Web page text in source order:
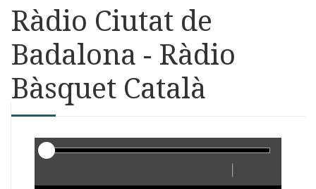
Ràdio Ciutat de
Badalona - Ràdio
Bàsquet Català
Reproductor
Lent